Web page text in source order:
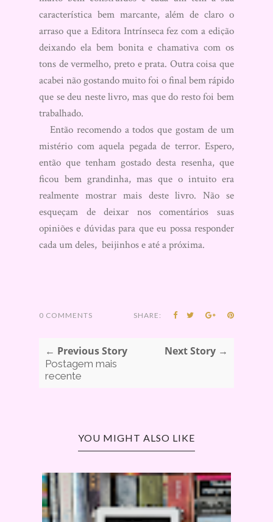
característica bem marcante, além de claro o
arraso que a Editora Intrínseca fez com a edição
deixando ela bem bonita e chamativa com os
tons de vermelho, preto e prata. Outra coisa que
acabei não gostando muito foi o final bem rápido
que se deu neste livro, mas que do resto foi bem
trabalhado.
Então recomendo a todos que gostam de um
mistério com aquela pegada de terror. Espero,
então que tenham gostado desta resenha, que
ficou bem grandinha, mas que o intuito era
realmente mostrar mais deste livro. Não se
esqueçam de deixar nos comentários suas
opiniões e dúvidas para que eu possa responder
cada um deles, beijinhos e até a próxima.
0 COMMENTS SHARE:
← Previous Story
Postagem mais
recente
Next Story →
YOU MIGHT ALSO LIKE